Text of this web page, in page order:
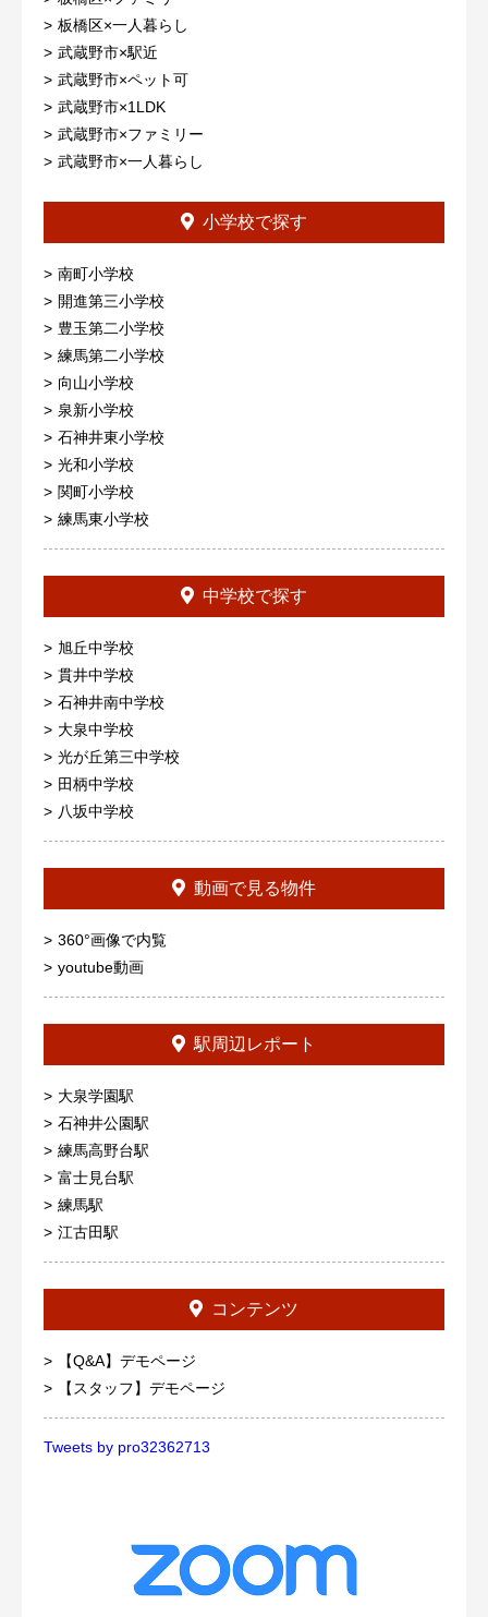
板橋区×一人暮らし
武蔵野市×駅近
武蔵野市×ペット可
武蔵野市×1LDK
武蔵野市×ファミリー
武蔵野市×一人暮らし
小学校で探す
南町小学校
開進第三小学校
豊玉第二小学校
練馬第二小学校
向山小学校
泉新小学校
石神井東小学校
光和小学校
関町小学校
練馬東小学校
中学校で探す
旭丘中学校
貫井中学校
石神井南中学校
大泉中学校
光が丘第三中学校
田柄中学校
八坂中学校
動画で見る物件
360°画像で内覧
youtube動画
駅周辺レポート
大泉学園駅
石神井公園駅
練馬高野台駅
富士見台駅
練馬駅
江古田駅
コンテンツ
【Q&A】デモページ
【スタッフ】デモページ
Tweets by pro32362713